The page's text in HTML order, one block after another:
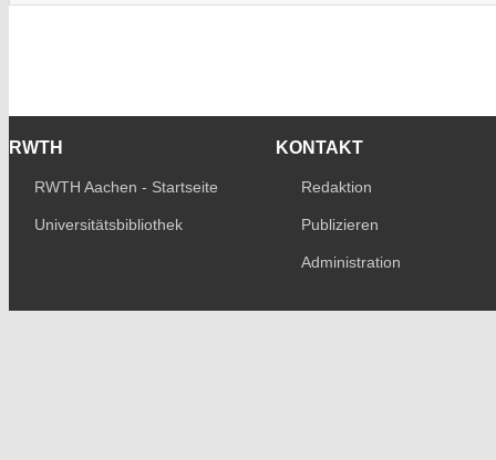
RWTH
RWTH Aachen - Startseite
Universitätsbibliothek
KONTAKT
Redaktion
Publizieren
Administration